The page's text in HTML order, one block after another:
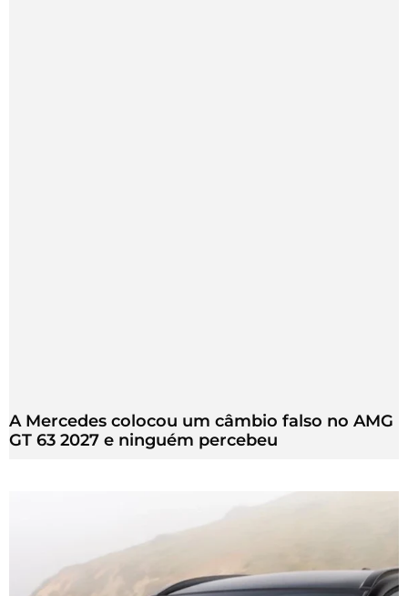
A Mercedes colocou um câmbio falso no AMG
GT 63 2027 e ninguém percebeu